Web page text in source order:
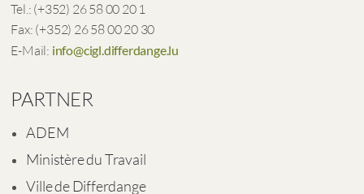
Tel.: (+352) 26 58 00 20 1
Fax: (+352) 26 58 00 20 30
E-Mail: info@cigl.differdange.lu
PARTNER
ADEM
Ministère du Travail
Ville de Differdange